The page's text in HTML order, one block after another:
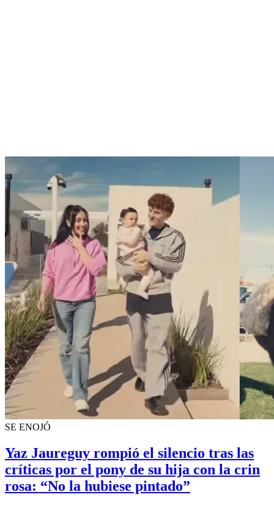
SE ENOJÓ
Yaz Jaureguy rompió el silencio tras las
críticas por el pony de su hija con la crin
rosa: “No la hubiese pintado”